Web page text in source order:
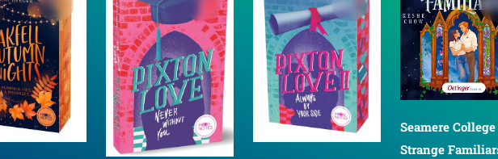
Seamere College
Strange